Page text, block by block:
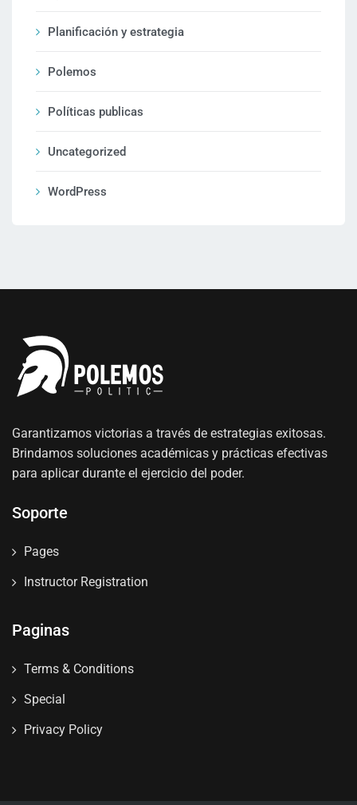
Planificación y estrategia
Polemos
Políticas publicas
Uncategorized
WordPress
Garantizamos victorias a través de estrategias exitosas.
Brindamos soluciones académicas y prácticas efectivas
para aplicar durante el ejercicio del poder.
Soporte
Pages
Instructor Registration
Paginas
Terms & Conditions
Special
Privacy Policy